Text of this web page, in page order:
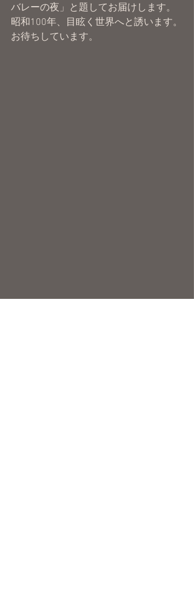
バレーの夜」と題してお届けします。
昭和100年、目眩く世界へと誘います。
お待ちしています。